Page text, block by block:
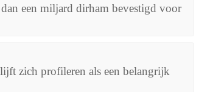
een miljard dirham bevestigd voor
zich profileren als een belangrijk